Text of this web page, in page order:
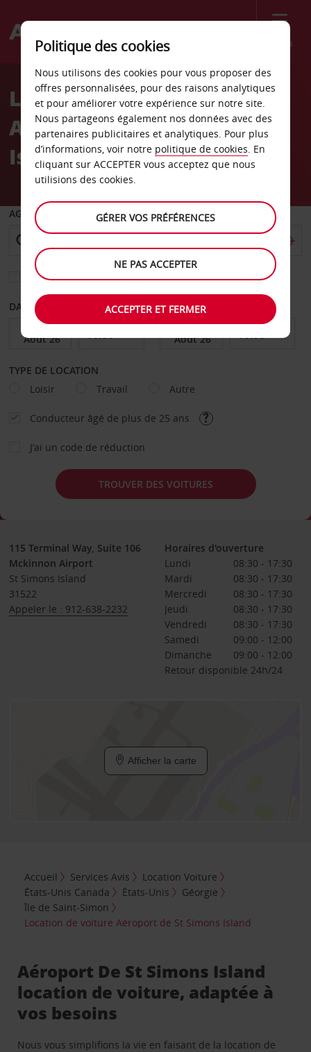
Menu
Welcome
AvisLocation de voiture
Aéroport de St Simons
Island
AGENCE DE DÉPART
Sélectionnez une autre agence de retour
DATE DE DÉPART DATE DE RETOUR
TYPE DE LOCATION
Loisir
Travail Autre
Conducteur âgé de plus de 25 ans
J’ai un code de réduction
TROUVER DES VOITURES
115 Terminal Way, Suite 106
Mckinnon Airport
St Simons Island
31522
Appeler le : 912-638-2232
Horaires d'ouverture
Lundi
08:30 - 17:30
Mardi
08:30 - 17:30
Mercredi
08:30 - 17:30
Jeudi
08:30 - 17:30
Vendredi
08:30 - 17:30
Samedi
09:00 - 12:00
Dimanche
09:00 - 12:00
Retour disponible 24h/24
Afficher la carte
Accueil Services Avis
Location Voiture
États-Unis Canada
États-Unis
Géorgie
Île de Saint-Simon
Location de voiture Aéroport de St Simons Island
Aéroport De St Simons Island
location de voiture, adaptée à
vos besoins
Nous vous simplifions la vie en faisant de la location de
Politique des cookies
Nous utilisons des cookies pour vous proposer des
offres personnalisées, pour des raisons analytiques
et pour améliorer votre expérience sur notre site.
Nous partageons également nos données avec des
partenaires publicitaires et analytiques. Pour plus
d’informations, voir notre politique de cookies. En
cliquant sur ACCEPTER vous acceptez que nous
utilisions des cookies.
GÉRER VOS PRÉFÉRENCES
NE PAS ACCEPTER
ACCEPTER ET FERMER